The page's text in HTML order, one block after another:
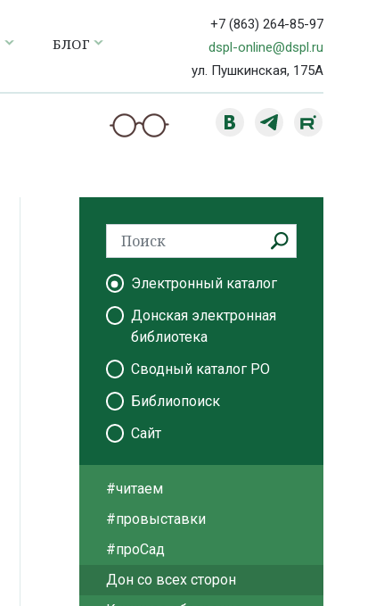
БЛОГ
+7 (863) 264-85-97
dspl-online@dspl.ru
ул. Пушкинская, 175А
Электронный каталог
Донская электронная
библиотека
Сводный каталог РО
Библиопоиск
Сайт
#читаем
#провыставки
#проСад
Дон со всех сторон